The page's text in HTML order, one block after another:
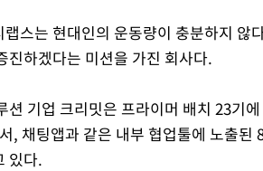
랩스는 현대인의 운동량이 충분하지 않
진하겠다는 미션을 가진 회사다.
션 기업 크리밋은 프라이머 배치 23기
, 채팅앱과 같은 내부 협업툴에 노출
있다.